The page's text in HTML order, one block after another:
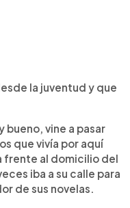
la juventud y que
bueno, vine a pasar
que vivía por aquí
frente al domicilio del
iba a su calle para
de sus novelas.